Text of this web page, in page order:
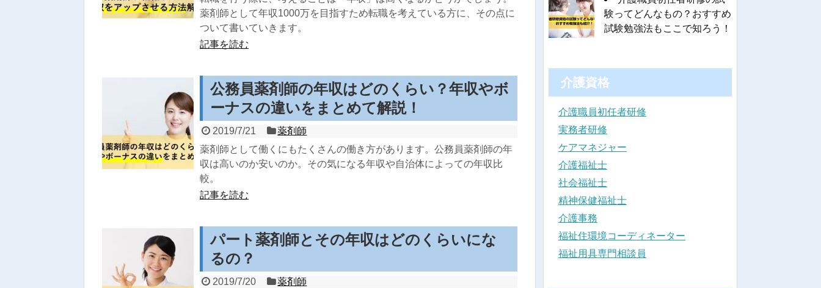
薬剤師として年収1000万を目指すため転職を考えている方に、その点に
ついて書いていきます。
記事を読む
公務員薬剤師の年収はどのくらい？年収やボ
ーナスの違いをまとめて解説！
2019/7/21
薬剤師
薬剤師として働くにもたくさんの働き方があります。公務員薬剤師の年
収は高いのか安いのか。その気になる年収や自治体によっての年収比
較。
記事を読む
パート薬剤師とその年収はどのくらいにな
るの？
2019/7/20
薬剤師
験ってどんなもの？おすすめ
試験勉強法もここで知ろう！
介護資格
介護職員初任者研修
実務者研修
ケアマネジャー
介護福祉士
社会福祉士
精神保健福祉士
介護事務
福祉住環境コーディネーター
福祉用具専門相談員